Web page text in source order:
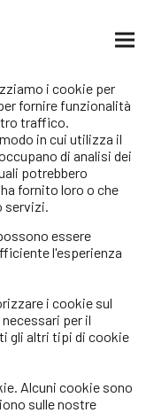
i cookie per
fornire funzionalità
traffico.
in cui utilizza il
di analisi dei
potrebbero
fornito loro o che
servizi.
essere
l'esperienza
i cookie sul
per il
gli altri tipi di cookie
Alcuni cookie sono
sulle nostre